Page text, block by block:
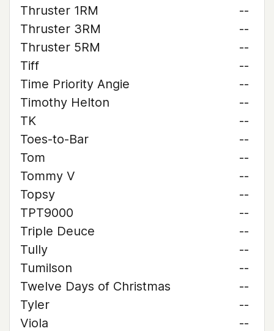
Thruster 1RM
--
Thruster 3RM
--
Thruster 5RM
--
Tiff
--
Time Priority Angie
--
Timothy Helton
--
TK
--
Toes-to-Bar
--
Tom
--
Tommy V
--
Topsy
--
TPT9000
--
Triple Deuce
--
Tully
--
Tumilson
--
Twelve Days of Christmas
--
Tyler
--
Viola
--